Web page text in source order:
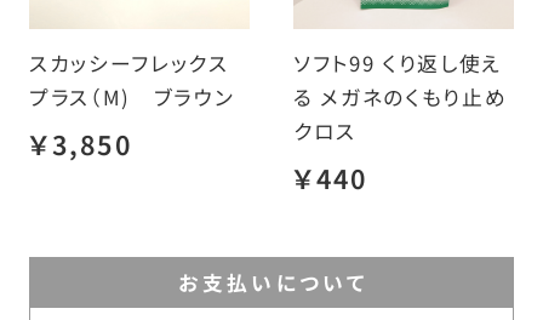
スカッシーフレックス
プラス（M) ブラウン
￥3,850
ソフト99 くり返し使え
る メガネのくもり止め
クロス
￥440
お支払いについて